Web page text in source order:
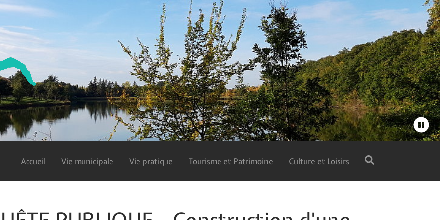
Accueil Vie municipale Vie pratique Tourisme et Patrimoine Culture et Loisirs